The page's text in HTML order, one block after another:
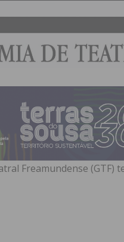
Freamundense (GTF)